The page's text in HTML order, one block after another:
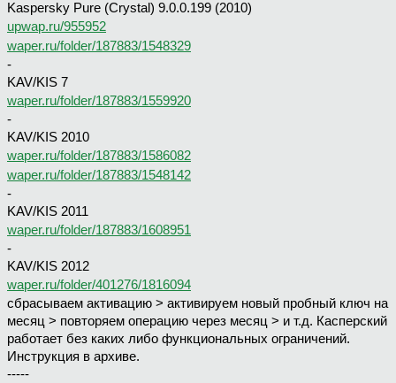
Kaspersky Pure (Crystal) 9.0.0.199 (2010)
upwap.ru/955952
waper.ru/folder/187883/1548329
-
KAV/KIS 7
waper.ru/folder/187883/1559920
-
KAV/KIS 2010
waper.ru/folder/187883/1586082
waper.ru/folder/187883/1548142
-
KAV/KIS 2011
waper.ru/folder/187883/1608951
-
KAV/KIS 2012
waper.ru/folder/401276/1816094
сбрасываем активацию > активируем новый пробный ключ на
месяц > повторяем операцию через месяц > и т.д. Касперский
работает без каких либо функциональных ограничений.
Инструкция в архиве.
-----